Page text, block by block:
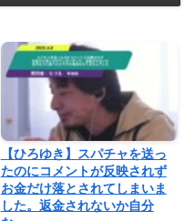
【ひろゆき】スパチャを送っ
たのにコメントが反映されず
お金だけ落とされてしまいま
した。返金されないか自分